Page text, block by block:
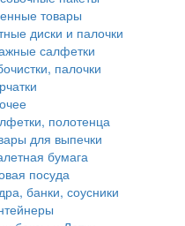
товары
диски и палочки
салфетки
палочки
полотенца
для выпечки
бумага
посуда
банки, соусники